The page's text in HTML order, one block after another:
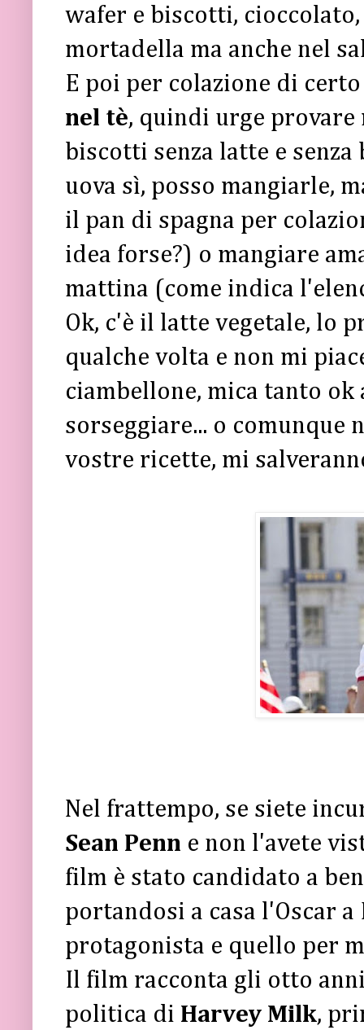
wafer e biscotti,
mortadella ma anche nel
E poi per colazione di
nel tè, quindi urge
biscotti senza latte e
uova sì, posso mangiarle,
il pan di spagna per
idea forse?) o mangiare
mattina (come indica
Ok, c'è il latte vegetale, lo
qualche volta e non mi
ciambellone, mica tanto
sorseggiare... o
vostre ricette, mi
Nel frattempo, se siete
Sean Penn e non l'avete
film è stato candidato a
portandosi a casa l'Oscar
protagonista e quello per
Il film racconta gli otto
politica di Harvey Milk,